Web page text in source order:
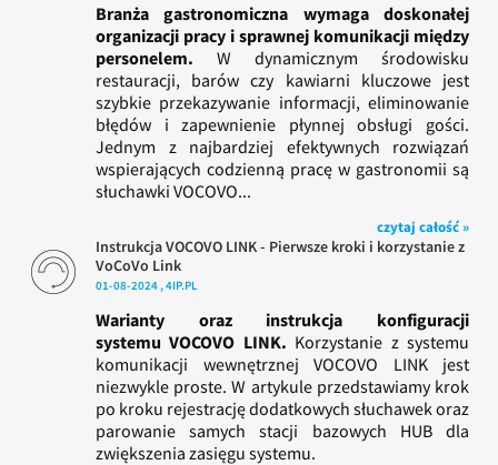
Branża gastronomiczna wymaga doskonałej
organizacji pracy i sprawnej komunikacji między
personelem. W dynamicznym środowisku
restauracji, barów czy kawiarni kluczowe jest
szybkie przekazywanie informacji, eliminowanie
błędów i zapewnienie płynnej obsługi gości.
Jednym z najbardziej efektywnych rozwiązań
wspierających codzienną pracę w gastronomii są
słuchawki VOCOVO...
czytaj całość »
Instrukcja VOCOVO LINK - Pierwsze kroki i korzystanie z
VoCoVo Link
01-08-2024 , 4IP.PL
Warianty oraz instrukcja konfiguracji
systemu VOCOVO LINK. Korzystanie z systemu
komunikacji wewnętrznej VOCOVO LINK jest
niezwykle proste. W artykule przedstawiamy krok
po kroku rejestrację dodatkowych słuchawek oraz
parowanie samych stacji bazowych HUB dla
zwiększenia zasięgu systemu.